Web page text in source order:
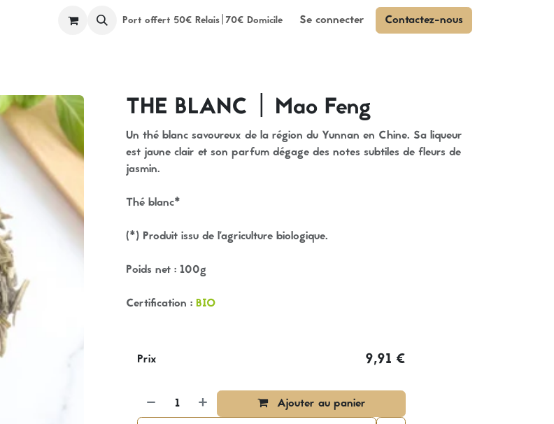
Espace Pros A proposPort offert 50€ Relais|70€ Domicile Se connecter Contactez-nous
THE BLANC | Mao Feng
Un thé blanc savoureux de la région du Yunnan en Chine. Sa liqueur
est jaune clair et son parfum dégage des notes subtiles de fleurs de
jasmin.
Thé blanc*
(*) Produit issu de l’agriculture biologique.
Poids net : 100g
Certification : BIO
Ajouter au panier
Prix 9,91 €